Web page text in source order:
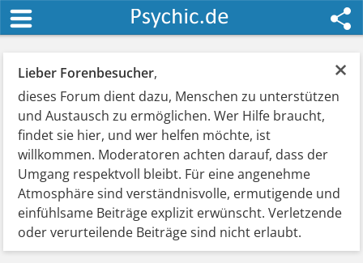
×
Lieber Forenbesucher,
dieses Forum dient dazu, Menschen zu unterstützen
und Austausch zu ermöglichen. Wer Hilfe braucht,
findet sie hier, und wer helfen möchte, ist
willkommen. Moderatoren achten darauf, dass der
Umgang respektvoll bleibt. Für eine angenehme
Atmosphäre sind verständnisvolle, ermutigende und
einfühlsame Beiträge explizit erwünscht. Verletzende
oder verurteilende Beiträge sind nicht erlaubt.